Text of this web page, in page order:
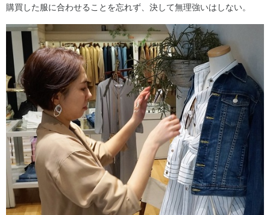
購買した服に合わせることを忘れず、決して無理強いはしない。